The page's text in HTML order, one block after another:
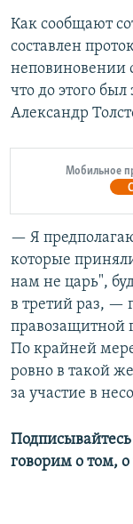
Как сообщают
составлен
неповиновении
что до этого
Александр
Мобильное
— Я
которые
нам не царь",
в третий раз, —
правозащитной
По крайней
ровно в такой
за участие в
говорим о том,